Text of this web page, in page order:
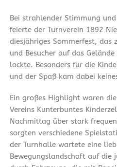
Bei strahlender Stimmung
feierte der Turnverein 1892
diesjähriges Sommerfest, das
und Besucher auf das
lockte. Besonders für die
und der Spaß kam dabei
Ein großes Highlight waren
Vereins Kunterbuntes
Nachmittag über stark
sorgten verschiedene
der Turnhalle wartete eine
Bewegungslandschaft auf die